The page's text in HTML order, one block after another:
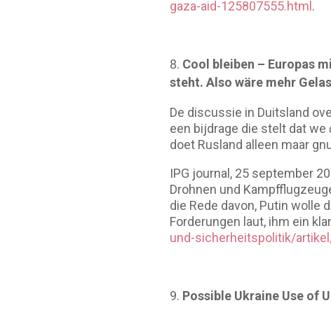
gaza-aid-125807555.html .
Cool bleiben – Europas
steht. Also wäre mehr
De discussie in Duitsland
een bijdrage die stelt dat we
doet Rusland alleen maar
IPG journal, 25 september
Drohnen und
die Rede davon, Putin wolle
Forderungen laut, ihm ein
und-sicherheitspolitik/
Possible Ukraine Use of